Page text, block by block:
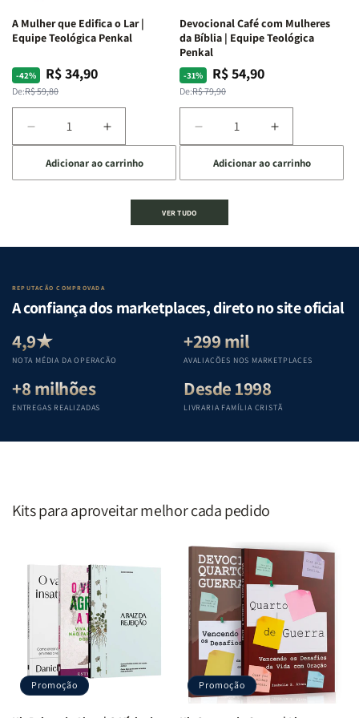
|
Charles
|
Charles
A Mulher que Edifica o Lar |
Equipe Teológica Penkal
-42%
Preço
normal
De:R$ 59,80
Preço
promocional
R$ 34,90
Diminuir
a
quantidade
de
Edifica
Lar
|
Equipe
Teológica
Penkal
Aumentar
a
quantidade
de
Edifica
|
Equipe
Penkal
Adicionar ao carrinho
Devocional Café com Mulheres
da Bíblia | Equipe Teológica
Penkal
-31%
Preço
normal
De:R$ 79,90
Preço
promocional
R$ 54,90
Diminuir
a
quantidade
de
Devocional
Mulheres
|
Equipe
Teológica
Penkal
Aumentar
a
quantidade
de
Mulheres
Equipe
Adicionar ao carrinho
VER TUDO
REPUTAÇÃO COMPROVADA
A confiança dos marketplaces, direto no site oficial
4,9★
NOTA MÉDIA DA OPERAÇÃO
+299 mil
AVALIAÇÕES NOS MARKETPLACES
+8 milhões
ENTREGAS REALIZADAS
Desde 1998
LIVRARIA FAMÍLIA CRISTÃ
Kits para aproveitar melhor cada pedido
Promoção Promoção